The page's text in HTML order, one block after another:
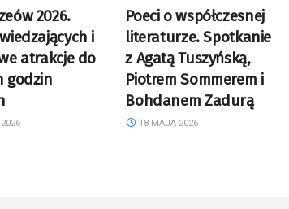
2026.
i
atrakcje do
godzin
Poeci o współczesnej
literaturze. Spotkanie
z Agatą Tuszyńską,
Piotrem Sommerem i
Bohdanem Zadurą
18 MAJA 2026